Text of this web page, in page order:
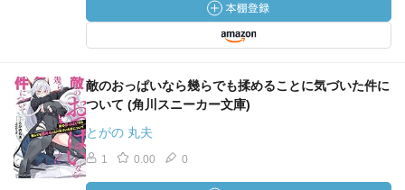
敵のおっぱいなら幾らでも揉めることに気づいた件に
ついて (角川スニーカー文庫)
とがの 丸夫
1 0.00 0